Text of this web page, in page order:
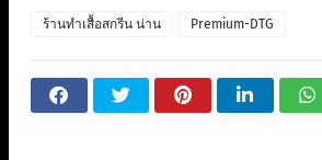
ร้านทําเสื้อสกรีน น่าน Premium-DTG